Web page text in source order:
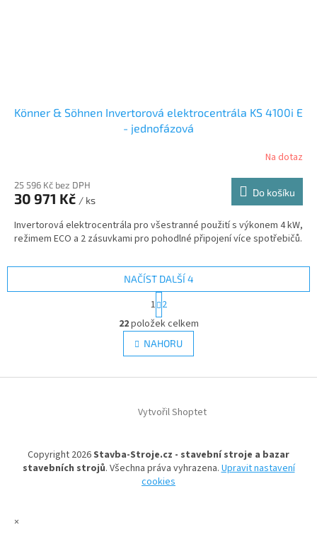
Könner & Söhnen Invertorová elektrocentrála KS 4100i E
- jednofázová
Na dotaz
25 596 Kč bez DPH
30 971 Kč / ks
Do košíku
Invertorová elektrocentrála pro všestranné použití s výkonem 4 kW,
režimem ECO a 2 zásuvkami pro pohodlné připojení více spotřebičů.
O
v
l
á
í
v
k
y
NAČÍST DALŠÍ 4
t
r
á
n
k
v
n
í
1 2
22položek celkem
NAHORU
Vytvořil Shoptet
Copyright 2026Stavba-Stroje.cz - stavební stroje a bazar
stavebních strojů. Všechna práva vyhrazena.Upravit nastavení
cookies
×